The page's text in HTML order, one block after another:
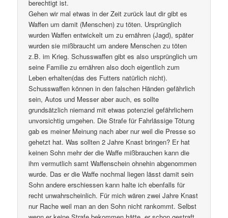
berechtigt ist.
Gehen wir mal etwas in der Zeit zurück laut dir gibt es
Waffen um damit (Menschen) zu töten. Ursprünglich
wurden Waffen entwickelt um zu ernähren (Jagd), später
wurden sie mißbraucht um andere Menschen zu töten
z.B. im Krieg. Schusswaffen gibt es also ursprünglich um
seine Familie zu ernähren also doch eigentlich zum
Leben erhalten(das des Futters natürlich nicht).
Schusswaffen können in den falschen Händen gefährlich
sein, Autos und Messer aber auch, es sollte
grundsätzlich niemand mit etwas potenziel gefährlichem
unvorsichtig umgehen. Die Strafe für Fahrlässige Tötung
gab es meiner Meinung nach aber nur weil die Presse so
gehetzt hat. Was sollten 2 Jahre Knast bringen? Er hat
keinen Sohn mehr der die Waffe mißbrauchen kann die
ihm vermutlich samt Waffenschein ohnehin abgenommen
wurde. Das er die Waffe nochmal liegen lässt damit sein
Sohn andere erschiessen kann halte ich ebenfalls für
recht unwahrscheinlich. Für mich wären zwei Jahre Knast
nur Rache weil man an den Sohn nicht rankommt. Selbst